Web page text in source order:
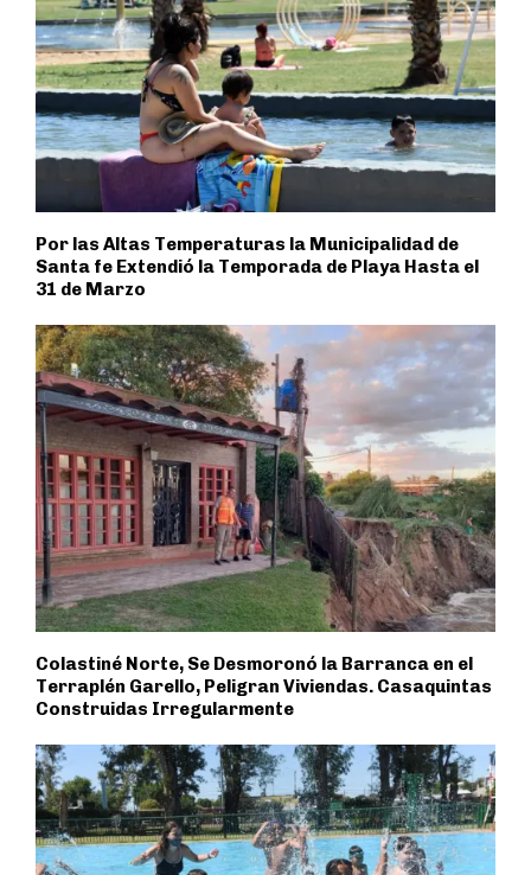
Por las Altas Temperaturas la Municipalidad de
Santa fe Extendió la Temporada de Playa Hasta el
31 de Marzo
Colastiné Norte, Se Desmoronó la Barranca en el
Terraplén Garello, Peligran Viviendas. Casaquintas
Construidas Irregularmente